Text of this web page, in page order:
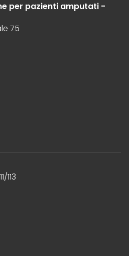
per pazienti amputati -
75
113